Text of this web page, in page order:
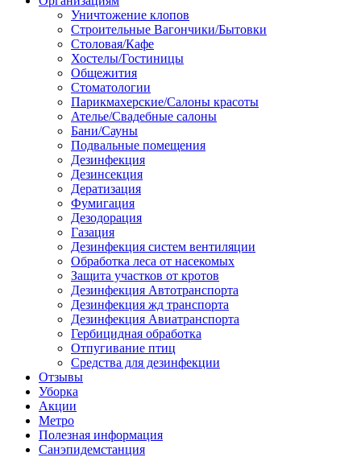
Уничтожение клопов
Строительные Вагончики/Бытовки
Столовая/Кафе
Хостелы/Гостиницы
Общежития
Стоматологии
Парикмахерские/Салоны красоты
Ателье/Свадебные салоны
Бани/Сауны
Подвальные помещения
Дезинфекция
Дезинсекция
Дератизация
Фумигация
Дезодорация
Газация
Дезинфекция систем вентиляции
Обработка леса от насекомых
Защита участков от кротов
Дезинфекция Автотранспорта
Дезинфекция жд транспорта
Дезинфекция Авиатранспорта
Гербицидная обработка
Отпугивание птиц
Средства для дезинфекции
Отзывы
Уборка
Акции
Метро
Полезная информация
Санэпидемстанция